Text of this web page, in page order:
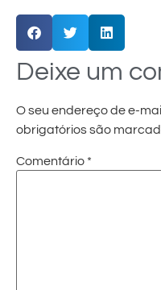
Deixe um
O seu endereço de e-
obrigatórios são
Comentário *